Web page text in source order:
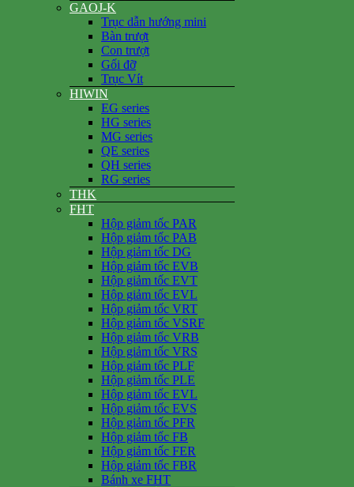
GAOJ-K
Trục dẫn hướng mini
Bàn trượt
Con trượt
Gối đỡ
Trục Vít
HIWIN
EG series
HG series
MG series
QE series
QH series
RG series
THK
FHT
Hộp giảm tốc PAR
Hộp giảm tốc PAB
Hộp giảm tốc DG
Hộp giảm tốc EVB
Hộp giảm tốc EVT
Hộp giảm tốc EVL
Hộp giảm tốc VRT
Hộp giảm tốc VSRF
Hộp giảm tốc VRB
Hộp giảm tốc VRS
Hộp giảm tốc PLF
Hộp giảm tốc PLE
Hộp giảm tốc EVL
Hộp giảm tốc EVS
Hộp giảm tốc PFR
Hộp giảm tốc FB
Hộp giảm tốc FER
Hộp giảm tốc FBR
Bánh xe FHT